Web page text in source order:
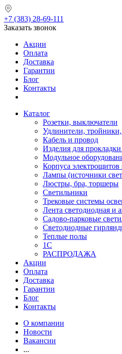
+7 (383) 28-69-111
Заказать звонок
Акции
Оплата
Доставка
Гарантии
Блог
Контакты
Каталог
Розетки, выключатели
Удлинители,
Кабель и провод
Изделия для
Модульное
Корпуса
Лампы (источники
Люстры, бра, торшеры
Светильники
Трековые системы
Лента светодиодная и
Садово-парковые
Светодиодные
Теплые полы
1С
РАСПРОДАЖА
Акции
Оплата
Доставка
Гарантии
Блог
Контакты
О компании
Новости
Вакансии
...